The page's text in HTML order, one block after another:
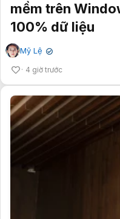
mềm trên
100% dữ liệu
Mỹ Lệ ✔
4 giờ trước